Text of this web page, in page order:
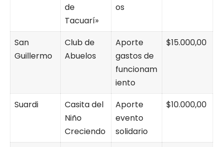
de
Tacuarí»
os
San
Guillermo
Club de
Abuelos
Aporte
gastos de
funcionam
iento
$15.000,00
Suardi
Casita del
Niño
Creciendo
Aporte
evento
solidario
$10.000,00